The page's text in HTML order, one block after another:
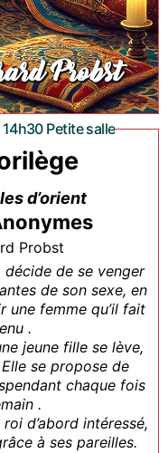
14h30 Petite salle
d’orient
Probst
de son sexe, en
une femme qu’il fait
.
jeune fille se lève,
se propose de
chaque fois
.
d’abord intéressé,
à ses pareilles.